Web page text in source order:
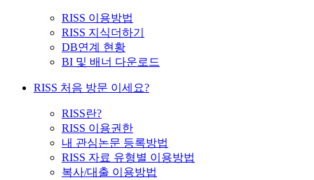
RISS 이용방법
RISS 지식더하기
DB연계 현황
BI 및 배너 다운로드
RISS 처음 방문 이세요?
RISS란?
RISS 이용권한
내 관심논문 등록방법
RISS 자료 유형별 이용방법
복사/대출 이용방법